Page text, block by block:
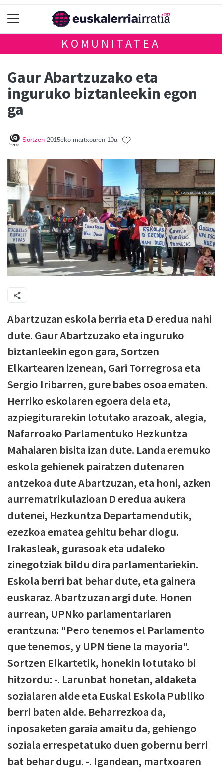
KOMUNITATEA
Gaur Abartzuzako eta
inguruko biztanleekin egon
ga
Sortzen 2015eko martxoaren 10a
Abartzuzan eskola berria eta D eredua nahi
dute. Gaur Abartzuzako eta inguruko
biztanleekin egon gara, Sortzen
Elkartearen izenean, Gari Torregrosa eta
Sergio Iribarren, gure babes osoa ematen.
Herriko eskolaren egoera dela eta,
azpiegiturarekin lotutako arazoak, alegia,
Nafarroako Parlamentuko Hezkuntza
Mahaiaren bisita izan dute. Landa eremuko
eskola gehienek pairatzen dutenaren
antzekoa dute Abartzuzan, eta honi, azken
aurrematrikulazioan D eredua aukera
dutenei, Hezkuntza Departamendutik,
ezezkoa ematea gehitu behar diogu.
Irakasleak, gurasoak eta udaleko
zinegotziak bildu dira parlamentariekin.
Eskola berri bat behar dute, eta gainera
euskaraz. Abartzuzan argi dute. Honen
aurrean, UPNko parlamentariaren
erantzuna: "Pero tenemos el Parlamento
que tenemos, y UPN tiene la mayoria".
Sortzen Elkartetik, honekin lotutako bi
hitzordu: -. Larunbat honetan, aldaketa
sozialaren alde eta Euskal Eskola Publiko
berri baten alde. Beharrezkoa da,
inposaketen garaia amaitu da, gehiengo
soziala errespetatuko duen gobernu berri
bat behar dugu. -. Igandean, martxoaren